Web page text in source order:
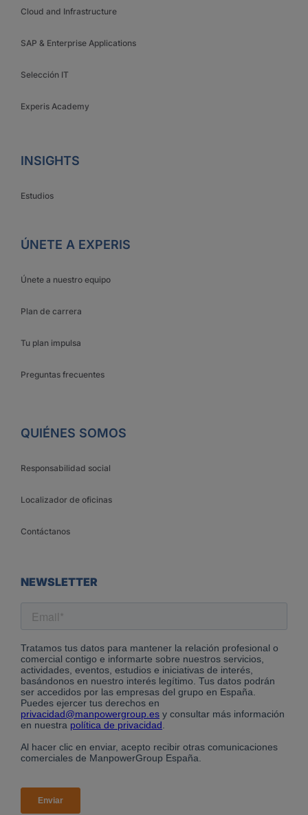
Cloud and Infrastructure
SAP & Enterprise Applications
Selección IT
Experis Academy
INSIGHTS
Estudios
ÚNETE A EXPERIS
Únete a nuestro equipo
Plan de carrera
Tu plan impulsa
Preguntas frecuentes
QUIÉNES SOMOS
Responsabilidad social
Localizador de oficinas
Contáctanos
NEWSLETTER